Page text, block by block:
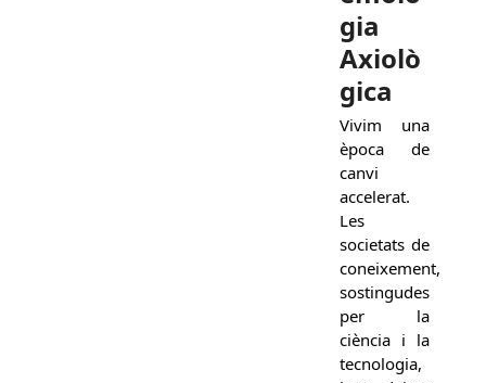
gia
Axiolò
gica
Vivim una
època de
canvi
accelerat.
Les
societats de
coneixement,
sostingudes
per la
ciència i la
tecnologia,